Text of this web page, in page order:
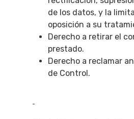
de los datos, y la
oposición a su
Derecho a retirar el
prestado.
Derecho a reclamar
de Control.